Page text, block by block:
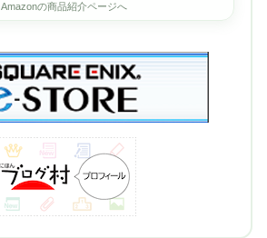
Amazonの商品紹介ページへ